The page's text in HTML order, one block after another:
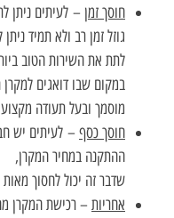
חוסך זמן – לעיתים ניתן
גוזל זמן רב ולא תמיד
לתת את השירות הטוב
במקום שבו דואגים למקרן
מוסמך ובעל תעודה
חוסך כסף – לעיתים יש
ההתקנה במחיר המקרן,
שדבר זה יכול לחסוך
אחריות – רכישת המקרן